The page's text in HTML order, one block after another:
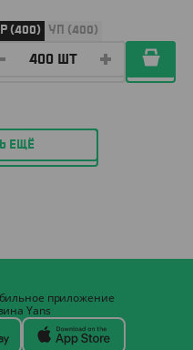
(400) УП (400)
ЕЩЁ
приложение
Yans